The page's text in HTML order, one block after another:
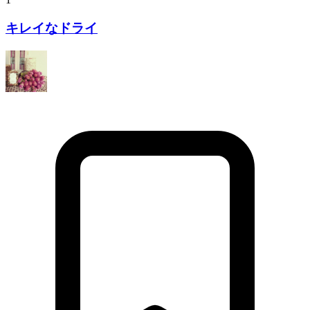
キレイなドライ